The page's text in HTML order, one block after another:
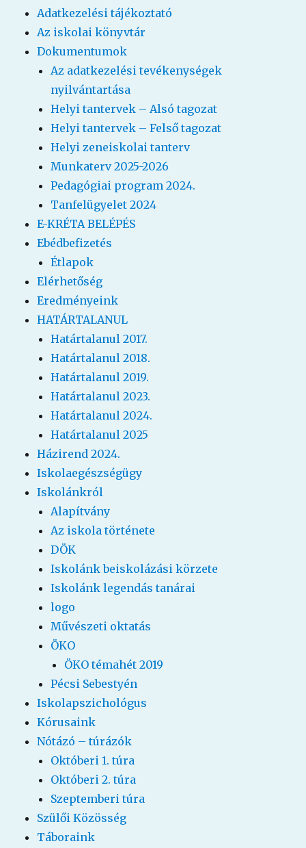
Adatkezelési tájékoztató
Az iskolai könyvtár
Dokumentumok
Az adatkezelési tevékenységek
nyilvántartása
Helyi tantervek – Alsó tagozat
Helyi tantervek – Felső tagozat
Helyi zeneiskolai tanterv
Munkaterv 2025-2026
Pedagógiai program 2024.
Tanfelügyelet 2024
E-KRÉTA BELÉPÉS
Ebédbefizetés
Étlapok
Elérhetőség
Eredményeink
HATÁRTALANUL
Határtalanul 2017.
Határtalanul 2018.
Határtalanul 2019.
Határtalanul 2023.
Határtalanul 2024.
Határtalanul 2025
Házirend 2024.
Iskolaegészségügy
Iskolánkról
Alapítvány
Az iskola története
DÖK
Iskolánk beiskolázási körzete
Iskolánk legendás tanárai
logo
Művészeti oktatás
ÖKO
ÖKO témahét 2019
Pécsi Sebestyén
Iskolapszichológus
Kórusaink
Nótázó – túrázók
Októberi 1. túra
Októberi 2. túra
Szeptemberi túra
Szülői Közösség
Táboraink